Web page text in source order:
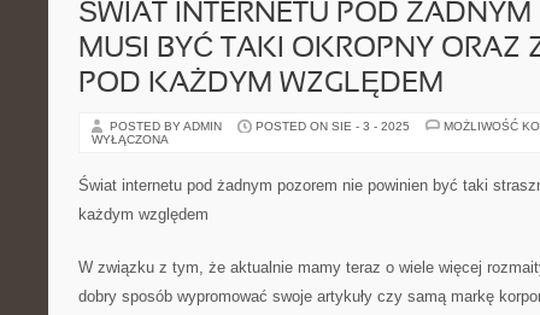
ŚWIAT INTERNETU POD ŻADNYM
MUSI BYĆ TAKI OKROPNY ORAZ
POD KAŻDYM WZGLĘDEM
POSTED BY ADMIN POSTED ON SIE - 3 - 2025
MOŻLIWOŚĆ
WYŁĄCZONA
Świat internetu pod żadnym pozorem nie powinien być taki
każdym względem
W związku z tym, że aktualnie mamy teraz o wiele więcej
dobry sposób wypromować swoje artykuły czy samą markę